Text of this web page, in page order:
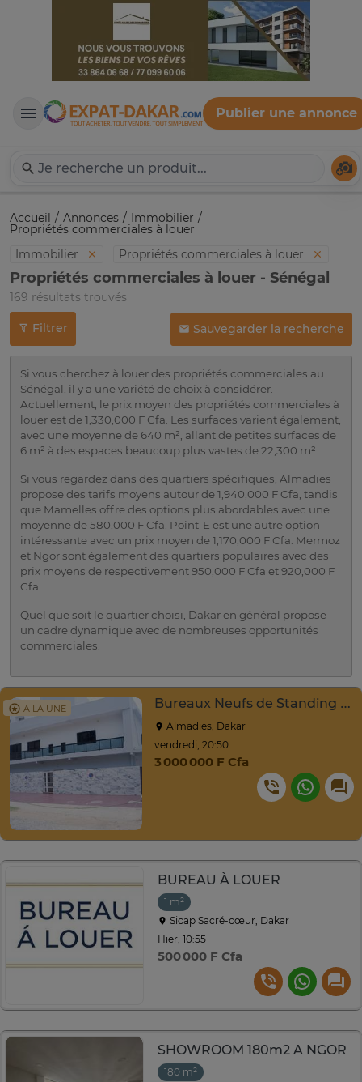
Expat-Dakar
Publier une annonce
Accueil Annonces Immobilier
Propriétés commerciales à louer
Immobilier
Propriétés commerciales à louer
Propriétés commerciales à louer - Sénégal
169 résultats trouvés
Filtrer Sauvegarder la recherche
Si vous cherchez à louer des propriétés commerciales au
Sénégal, il y a une variété de choix à considérer.
Actuellement, le prix moyen des propriétés commerciales à
louer est de 1,330,000 F Cfa. Les surfaces varient également,
avec une moyenne de 640 m², allant de petites surfaces de
6 m² à des espaces beaucoup plus vastes de 22,300 m².
Si vous regardez dans des quartiers spécifiques, Almadies
propose des tarifs moyens autour de 1,940,000 F Cfa, tandis
que Mamelles offre des options plus abordables avec une
moyenne de 580,000 F Cfa. Point-E est une autre option
intéressante avec un prix moyen de 1,170,000 F Cfa. Mermoz
et Ngor sont également des quartiers populaires avec des
prix moyens de respectivement 950,000 F Cfa et 920,000 F
Cfa.
Quel que soit le quartier choisi, Dakar en général propose
un cadre dynamique avec de nombreuses opportunités
commerciales.
A LA UNE Bureaux Neufs de Standing – Près Ambassade USA
Almadies, Dakar
vendredi, 20:50
3 000 000 F Cfa
BUREAU À LOUER
1 m²
Sicap Sacré-cœur, Dakar
Hier, 10:55
500 000 F Cfa
SHOWROOM 180m2 A NGOR
180 m²